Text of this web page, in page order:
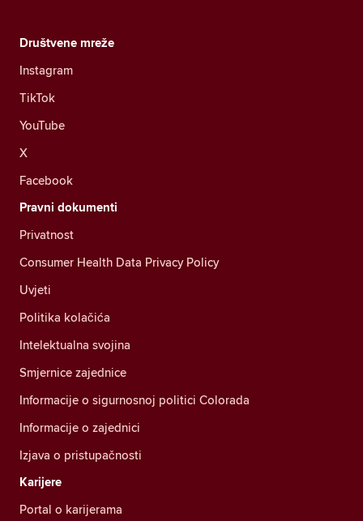
Društvene mreže
Instagram
TikTok
YouTube
X
Facebook
Pravni dokumenti
Privatnost
Consumer Health Data Privacy Policy
Uvjeti
Politika kolačića
Intelektualna svojina
Smjernice zajednice
Informacije o sigurnosnoj politici Colorada
Informacije o zajednici
Izjava o pristupačnosti
Karijere
Portal o karijerama